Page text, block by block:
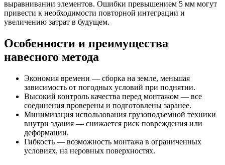
выравнивании элементов. Ошибки превышением 5 мм могут
привести к необходимости повторной интеграции и
увеличению затрат в будущем.
Особенности и преимущества
навесного метода
Экономия времени — сборка на земле, меньшая
зависимость от погодных условий при поднятии.
Высокий контроль качества перед монтажом — все
соединения проверены и подготовлены заранее.
Минимизация использования грузоподъемной техники
внутри здания — снижается риск повреждения или
деформации.
Гибкость — возможность монтажа в ограниченных
условиях, на неровных поверхностях.